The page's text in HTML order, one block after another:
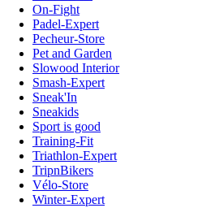
On-Fight
Padel-Expert
Pecheur-Store
Pet and Garden
Slowood Interior
Smash-Expert
Sneak'In
Sneakids
Sport is good
Training-Fit
Triathlon-Expert
TripnBikers
Vélo-Store
Winter-Expert